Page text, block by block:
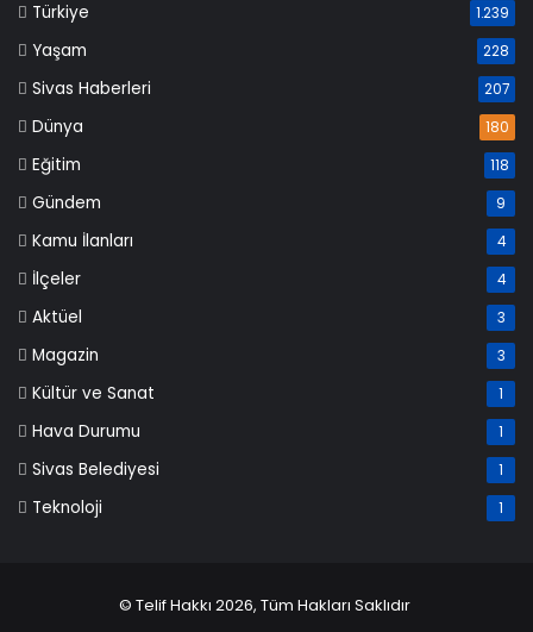
Türkiye 1.239
Yaşam 228
Sivas Haberleri 207
Dünya 180
Eğitim 118
Gündem 9
Kamu İlanları 4
İlçeler 4
Aktüel 3
Magazin 3
Kültür ve Sanat 1
Hava Durumu 1
Sivas Belediyesi 1
Teknoloji 1
© Telif Hakkı 2026, Tüm Hakları Saklıdır